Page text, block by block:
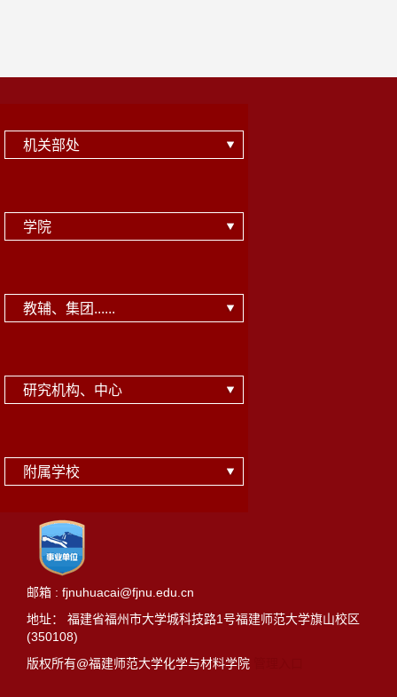
机关部处
学院
教辅、集团......
研究机构、中心
附属学校
邮箱 : fjnuhuacai@fjnu.edu.cn
地址： 福建省福州市大学城科技路1号福建师范大学旗山校区
(350108)
版权所有@福建师范大学化学与材料学院